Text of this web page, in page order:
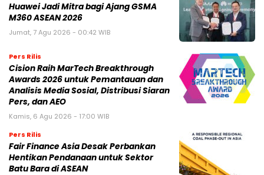
Huawei Jadi Mitra bagi Ajang GSMA
M360 ASEAN 2026
Jumat, 7 Agu 2026 - 00:42 WIB
Pers Rilis
Cision Raih MarTech Breakthrough
Awards 2026 untuk Pemantauan dan
Analisis Media Sosial, Distribusi Siaran
Pers, dan AEO
Kamis, 6 Agu 2026 - 17:00 WIB
Pers Rilis
Fair Finance Asia Desak Perbankan
Hentikan Pendanaan untuk Sektor
Batu Bara di ASEAN